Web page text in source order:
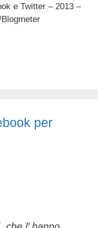
e Twitter – 2013 –
per